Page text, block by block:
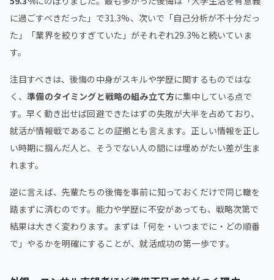
に過ごすべきだった」で31.3%、次いで「自己分析が不十分だっ
た」「業界を絞りすぎていた」がそれぞれ29.3%と続いていま
す。
注目すべきは、後悔の中身がスキルや学歴に関するものではな
く、準備のタイミングと戦略の組み立て方に集中している点で
す。早く動き出せば回避できたはずの失敗が大半を占めており、
就活が情報戦であることの証拠とも言えます。正しい情報を正し
い時期に掴んだ人と、そうでない人の間には埋めがたい差が生ま
れます。
逆に言えば、先輩たちの後悔を事前に知っておくだけで同じ轍を
踏まずに済むのです。能力や学歴に不安があっても、戦略次第で
結果は大きく変わります。まずは「何を・いつまでに・どの順番
で」やるかを明確にすることが、就活成功の第一歩です。